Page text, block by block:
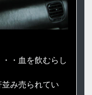
・血を飲むらし
み売られてい